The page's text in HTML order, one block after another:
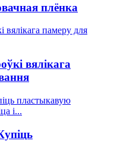
плёнка
вялікага